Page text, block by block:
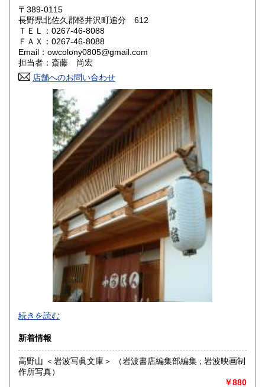
岡山県
山口県 600円
香川県 600円 愛媛県
高知県 600円
600円 長崎県
600円 大分県
600円 鹿児島県
600円
〒389-0115
長野県北佐久郡軽井沢町追分 612
ＴＥＬ：0267-46-8088
ＦＡＸ：0267-46-8088
Email：owcolony0805@gmail.com
担当者：斎藤 尚宏
店舗へのお問い合わせ
追分コロニーは「豊かな暮らし」をテーマにした「村の古本
続きを読む
新着情報
高野山 ＜岩波写眞文庫＞ （岩波書店編集部編集 ; 岩波映画制
作所写真）
￥880